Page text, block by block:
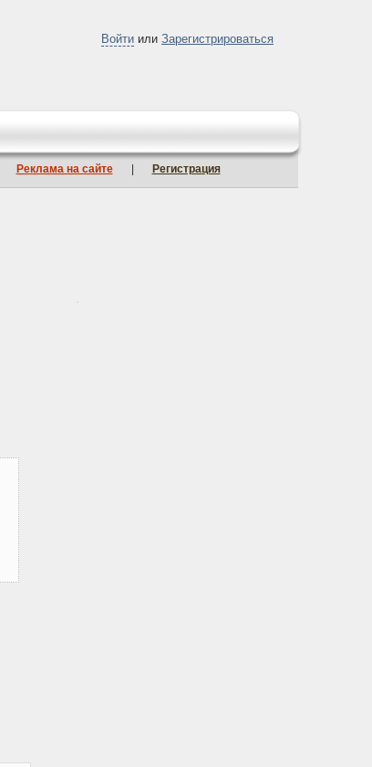
Войти или Зарегистрироваться
Реклама на сайте Регистрация